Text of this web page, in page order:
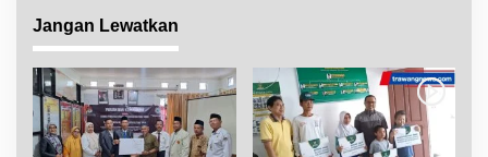
s
i
p
o
s
Jangan Lewatkan